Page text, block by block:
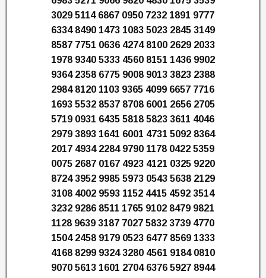
3029 5114 6867 0950 7232 1891 9777
6334 8490 1473 1083 5023 2845 3149
8587 7751 0636 4274 8100 2629 2033
1978 9340 5333 4560 8151 1436 9902
9364 2358 6775 9008 9013 3823 2388
2984 8120 1103 9365 4099 6657 7716
1693 5532 8537 8708 6001 2656 2705
5719 0931 6435 5818 5823 3611 4046
2979 3893 1641 6001 4731 5092 8364
2017 4934 2284 9790 1178 0422 5359
0075 2687 0167 4923 4121 0325 9220
8724 3952 9985 5973 0543 5638 2129
3108 4002 9593 1152 4415 4592 3514
3232 9286 8511 1765 9102 8479 9821
1128 9639 3187 7027 5832 3739 4770
1504 2458 9179 0523 6477 8569 1333
4168 8299 9324 3280 4561 9184 0810
9070 5613 1601 2704 6376 5927 8944